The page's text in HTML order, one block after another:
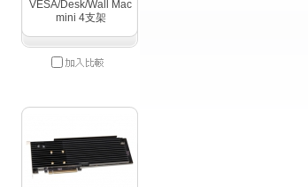
VESA/Desk/Wall Mac
mini 4支架